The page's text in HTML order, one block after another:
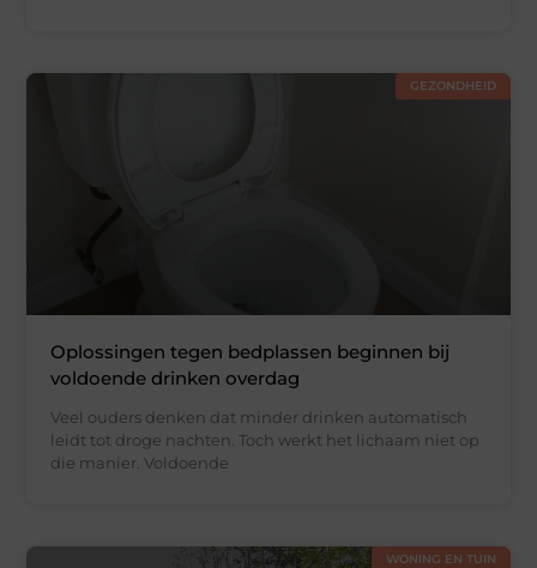
GEZONDHEID
Oplossingen tegen bedplassen beginnen bij
voldoende drinken overdag
Veel ouders denken dat minder drinken automatisch
leidt tot droge nachten. Toch werkt het lichaam niet op
die manier. Voldoende
WONING EN TUIN